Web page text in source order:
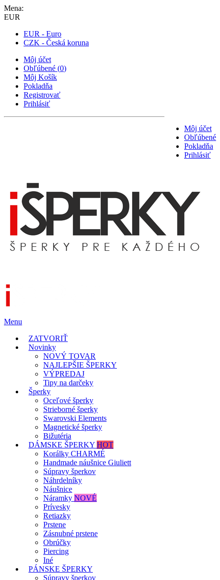
Mena:
EUR
EUR - Euro
CZK - Česká koruna
Môj účet
Obľúbené (0)
Môj Košík
Pokladňa
Registrovať
Prihlásiť
Môj účet
Obľúbené
Pokladňa
Prihlásiť
Menu
ZATVORIŤ
Novinky
NOVÝ TOVAR
NAJLEPŠIE ŠPERKY
VÝPREDAJ
Tipy na darčeky
Šperky
Oceľové šperky
Strieborné šperky
Swarovski Elements
Magnetické šperky
Bižutéria
DÁMSKE ŠPERKY HOT
Korálky CHARMÉ
Handmade náušnice Giuliett
Súpravy šperkov
Náhrdelníky
Náušnice
Náramky NOVÉ
Prívesky
Retiazky
Prstene
Zásnubné prstene
Obrúčky
Piercing
Iné
PÁNSKE ŠPERKY
Súpravy šperkov